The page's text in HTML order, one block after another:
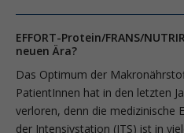
EFFORT-Protein/FRANS/
neuen Ära?
Das Optimum der
PatientInnen hat in den letzten
verloren, denn die medizinische
der Intensivstation (ITS) ist in